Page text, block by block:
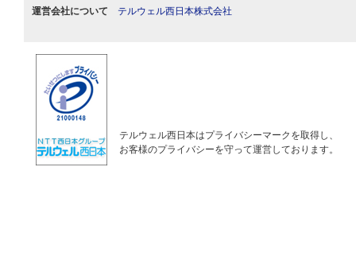
運営会社について テルウェル西日本株式会社
テルウェル西日本はプライバシーマークを取得し、
お客様のプライバシーを守って運営しております。